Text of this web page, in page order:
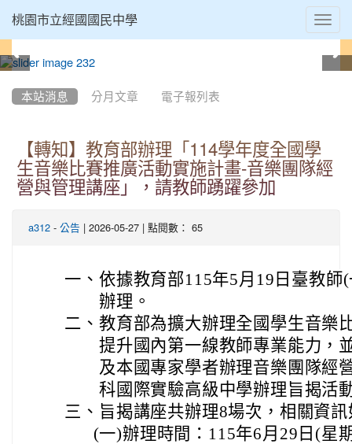
桃園市立經國國民中學
本站消息 分月文章 電子報列表
【轉知】教育部辦理「114學年度全國學
生音樂比賽推廣活動實施計畫-音樂團隊經
營與管理講座」，請教師踴躍參加
a312 - 公告 | 2026-05-27 | 點閱數： 65
一、 依據教育部115年5月19日臺教師
辦理。
二、 教育部為擴大辦理全國學生音樂
提升國內第一線教師專業能力，
及本國專家學者辦理音樂團隊經
科國際實驗高級中學辦理旨揭活
三、 旨揭講座共辦理8場次，相關資
(一)辦理時間：115年6月29日(星